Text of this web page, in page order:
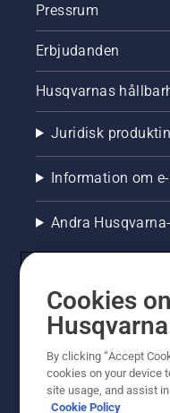
Pressrum
Erbjudanden
Husqvarnas
Juridisk
Information om
Andra
Cookies on
By clicking “Accept
cookies on your device
site usage, and assist
Cookie Policy